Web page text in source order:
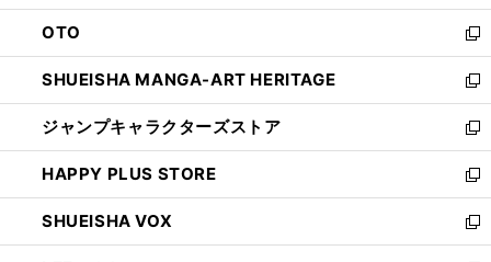
ウ
で
開
く
ン
ド
ウ
で
開
く
OTO
新
し
い
ウ
ィ
ン
ド
ウ
で
開
SHUEISHA MANGA-ART HERITAGE
新
し
い
ウ
ィ
ン
ド
ウ
ジャンプキャラクターズストア
新
し
い
ウ
ィ
ン
HAPPY PLUS STORE
新
し
い
ウ
SHUEISHA VOX
新
し